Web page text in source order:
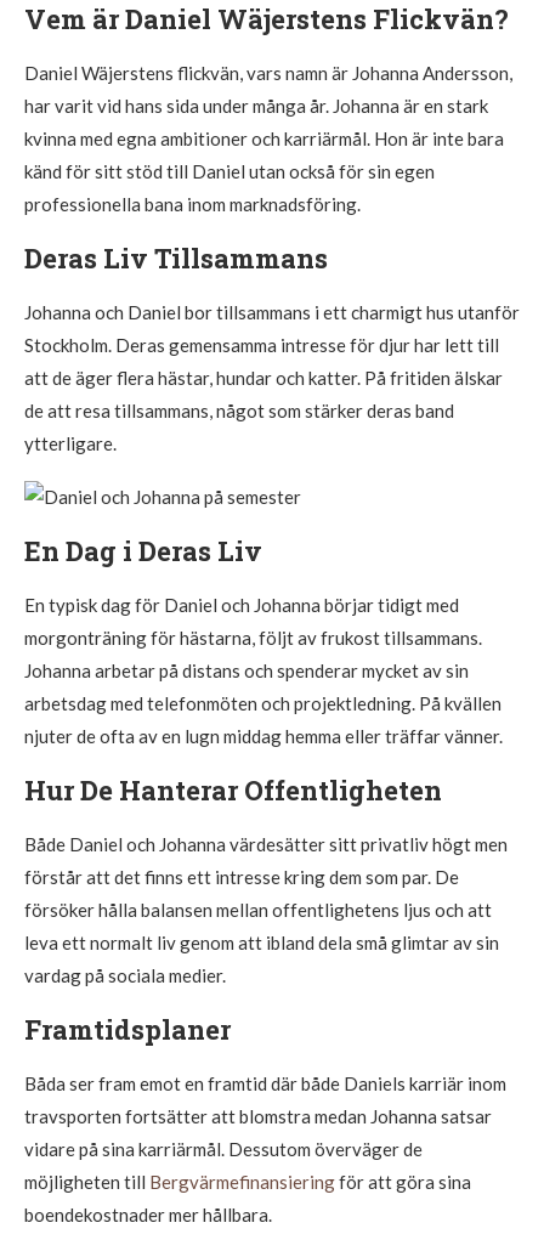
Vem är Daniel Wäjerstens Flickvän?
Daniel Wäjerstens flickvän, vars namn är Johanna Andersson,
har varit vid hans sida under många år. Johanna är en stark
kvinna med egna ambitioner och karriärmål. Hon är inte bara
känd för sitt stöd till Daniel utan också för sin egen
professionella bana inom marknadsföring.
Deras Liv Tillsammans
Johanna och Daniel bor tillsammans i ett charmigt hus utanför
Stockholm. Deras gemensamma intresse för djur har lett till
att de äger flera hästar, hundar och katter. På fritiden älskar
de att resa tillsammans, något som stärker deras band
ytterligare.
En Dag i Deras Liv
En typisk dag för Daniel och Johanna börjar tidigt med
morgonträning för hästarna, följt av frukost tillsammans.
Johanna arbetar på distans och spenderar mycket av sin
arbetsdag med telefonmöten och projektledning. På kvällen
njuter de ofta av en lugn middag hemma eller träffar vänner.
Hur De Hanterar Offentligheten
Både Daniel och Johanna värdesätter sitt privatliv högt men
förstår att det finns ett intresse kring dem som par. De
försöker hålla balansen mellan offentlighetens ljus och att
leva ett normalt liv genom att ibland dela små glimtar av sin
vardag på sociala medier.
Framtidsplaner
Båda ser fram emot en framtid där både Daniels karriär inom
travsporten fortsätter att blomstra medan Johanna satsar
vidare på sina karriärmål. Dessutom överväger de
möjligheten till Bergvärmefinansieringför att göra sina
boendekostnader mer hållbara.